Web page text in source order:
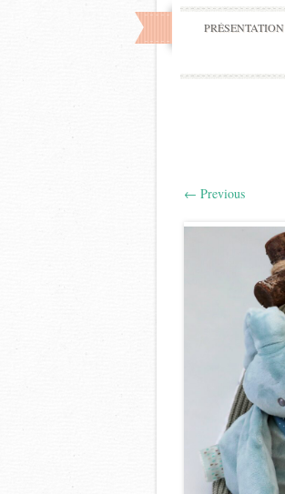
PRÉSENTATION
← Previous